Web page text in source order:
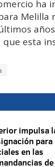
ha
Melilla
esta
impulsa
para
en las